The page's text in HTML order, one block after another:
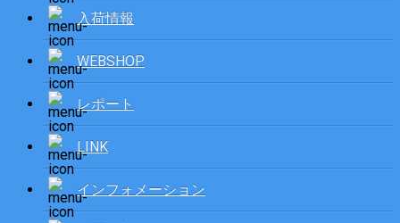
入荷情報
WEBSHOP
レポート
LINK
インフォメーション